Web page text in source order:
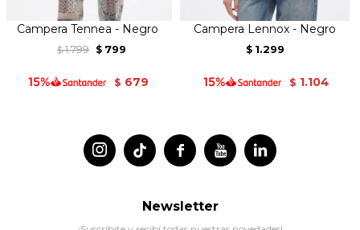
Campera Tennea - Negro
$ 1.799 $ 799
$ 679
Campera Lennox - Negro
$ 1.299
$ 1.104
 
 
Newsletter